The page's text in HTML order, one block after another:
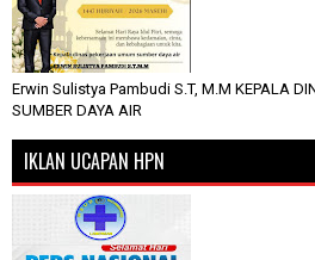
Erwin Sulistya Pambudi S.T, M.M KEPALA
SUMBER DAYA AIR
IKLAN UCAPAN HPN